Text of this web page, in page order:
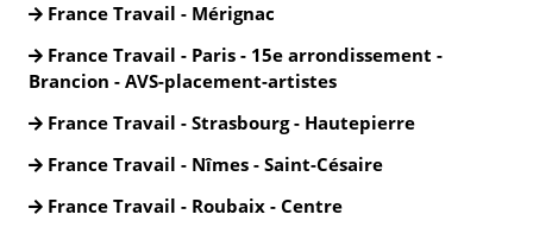
France Travail - Mérignac
France Travail - Paris - 15e arrondissement -
Brancion - AVS-placement-artistes
France Travail - Strasbourg - Hautepierre
France Travail - Nîmes - Saint-Césaire
France Travail - Roubaix - Centre